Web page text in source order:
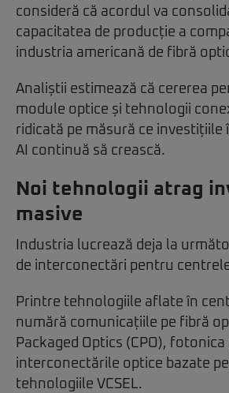
consideră că acordul va
capacitatea de producție a
industria americană de fibră
Analiștii estimează că cererea
module optice și tehnologii
ridicată pe măsură ce investițiile
AI continuă să crească.
Noi tehnologii atrag
masive
Industria lucrează deja la
de interconectări pentru
Printre tehnologiile aflate în
numără comunicațiile pe fibră
Packaged Optics (CPO), fotonica
interconectările optice bazate
tehnologiile VCSEL.